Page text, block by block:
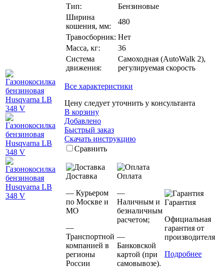
Тип:
Бензиновые
Ширина
кошения, мм:
480
Травосборник: Нет
Масса, кг:
36
Система
движения:
Самоходная (AutoWalk 2),
регулируемая скорость
Все характеристики
Цену следует уточнить у консультанта
В корзину
Добавлено
Быстрый заказ
Скачать инструкцию
Сравнить
Доставка
— Курьером
по Москве и
МО
—
Транспортной
компанией в
регионы
России
Оплата
—
Наличным и
безналичным
расчетом;
—
Банковской
картой (при
самовывозе).
Гарантия
Официальная
гарантия от
производителя
Подробнее